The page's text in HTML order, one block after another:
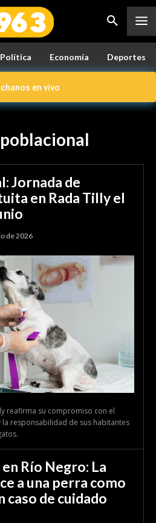
Política Economía Deportes
en vivo
Jornada de
en Rada Tilly el
de 2026
reafirma su compromiso con el
responsabilidad de sus habitantes
Río Negro: La
a una perra como
caso de cuidado